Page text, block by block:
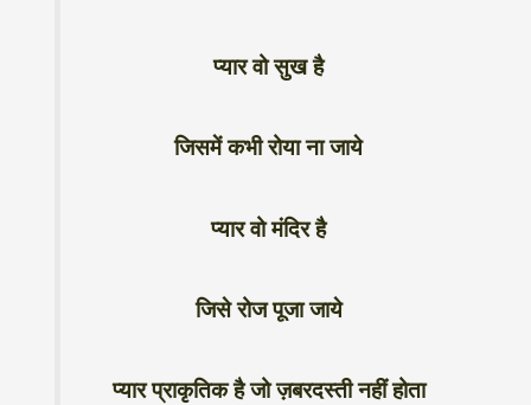
प्यार वो सुख है
जिसमें कभी रोया ना जाये
प्यार वो मंदिर है
जिसे रोज पूजा जाये
प्यार प्राकृतिक है जो ज़बरदस्ती नहीं होता